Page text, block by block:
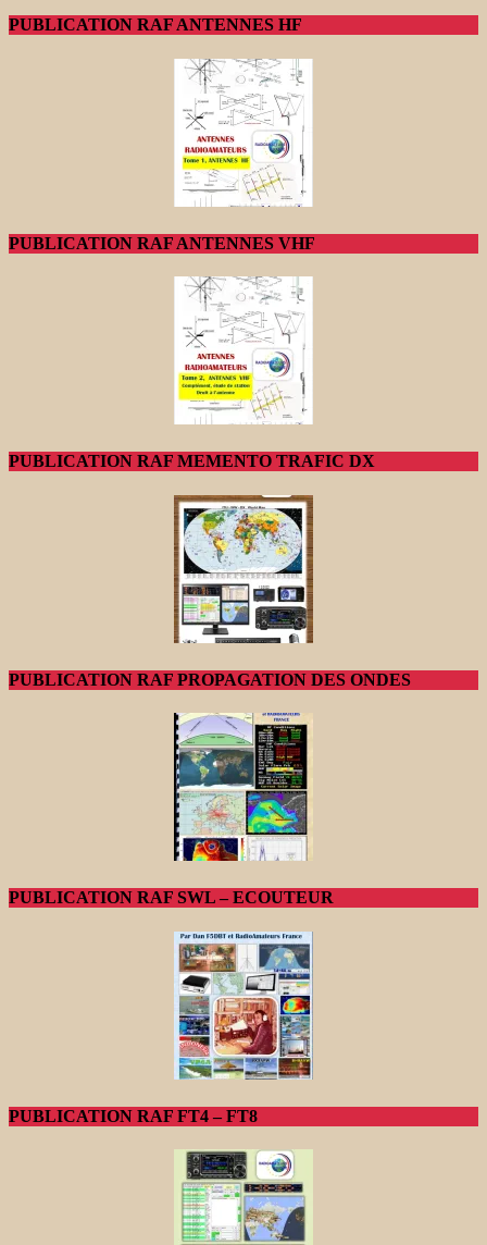
PUBLICATION RAF ANTENNES HF
PUBLICATION RAF ANTENNES VHF
PUBLICATION RAF MEMENTO TRAFIC DX
PUBLICATION RAF PROPAGATION DES ONDES
PUBLICATION RAF SWL – ECOUTEUR
PUBLICATION RAF FT4 – FT8